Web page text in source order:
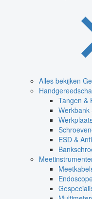
Alles bekijken
Tangen &
Werkbank
ESD &